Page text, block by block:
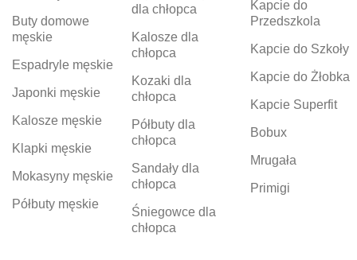
Buty domowe
męskie
Espadryle męskie
Japonki męskie
Kalosze męskie
Klapki męskie
Mokasyny męskie
Półbuty męskie
dla chłopca
Kalosze dla
chłopca
Kozaki dla
chłopca
Półbuty dla
chłopca
Sandały dla
chłopca
Śniegowce dla
chłopca
Kapcie do
Przedszkola
Kapcie do Szkoły
Kapcie do Żłobka
Kapcie Superfit
Bobux
Mrugała
Primigi